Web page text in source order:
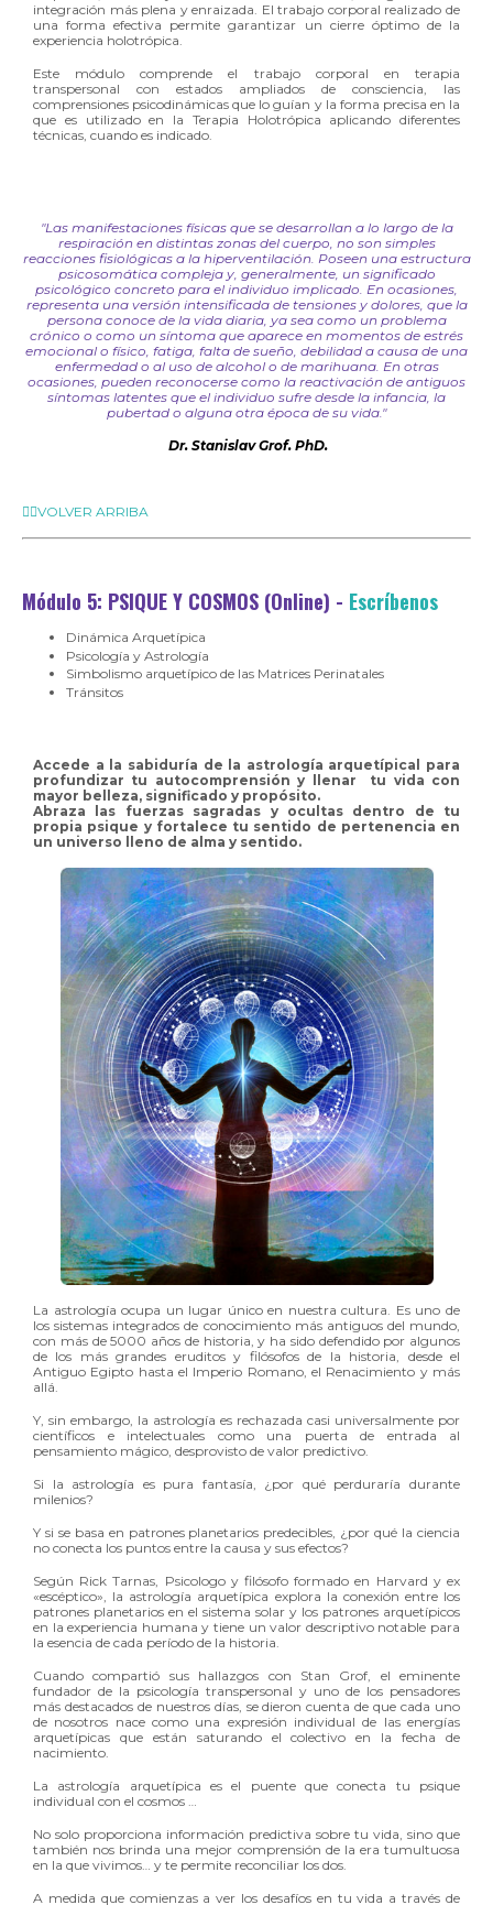
integración más plena y enraizada. El trabajo corporal realizado de
una forma efectiva permite garantizar un cierre óptimo de la
experiencia holotrópica.
Este módulo comprende el trabajo corporal en terapia
transpersonal con estados ampliados de consciencia, las
comprensiones psicodinámicas que lo guían y la forma precisa en la
que es utilizado en la Terapia Holotrópica aplicando diferentes
técnicas, cuando es indicado.
"Las manifestaciones físicas que se desarrollan a lo largo de la
respiración en distintas zonas del cuerpo, no son simples
reacciones fisiológicas a la hiperventilación. Poseen una estructura
psicosomática compleja y, generalmente, un significado
psicológico concreto para el individuo implicado. En ocasiones,
representa una versión intensificada de tensiones y dolores, que la
persona conoce de la vida diaria, ya sea como un problema
crónico o como un síntoma que aparece en momentos de estrés
emocional o físico, fatiga, falta de sueño, debilidad a causa de una
enfermedad o al uso de alcohol o de marihuana. En otras
ocasiones, pueden reconocerse como la reactivación de antiguos
síntomas latentes que el individuo sufre desde la infancia, la
pubertad o alguna otra época de su vida."
Dr. Stanislav Grof. PhD.
☝🏼VOLVER ARRIBA
Módulo 5: PSIQUE Y COSMOS (Online) - Escríbenos
Dinámica Arquetípica
Psicología y Astrología
Simbolismo arquetípico de las Matrices Perinatales
Tránsitos
Accede a la sabiduría de la astrología arquetípical para
profundizar tu autocomprensión y llenar tu vida con
mayor belleza, significado y propósito.
Abraza las fuerzas sagradas y ocultas dentro de tu
propia psique y fortalece tu sentido de pertenencia en
un universo lleno de alma y sentido.
La astrología ocupa un lugar único en nuestra cultura. Es uno de
los sistemas integrados de conocimiento más antiguos del mundo,
con más de 5000 años de historia, y ha sido defendido por algunos
de los más grandes eruditos y filósofos de la historia, desde el
Antiguo Egipto hasta el Imperio Romano, el Renacimiento y más
allá.
Y, sin embargo, la astrología es rechazada casi universalmente por
científicos e intelectuales como una puerta de entrada al
pensamiento mágico, desprovisto de valor predictivo.
Si la astrología es pura fantasía, ¿por qué perduraría durante
milenios?
Y si se basa en patrones planetarios predecibles, ¿por qué la ciencia
no conecta los puntos entre la causa y sus efectos?
Según Rick Tarnas, Psicologo y filósofo formado en Harvard y ex
«escéptico», la astrología arquetípica explora la conexión entre los
patrones planetarios en el sistema solar y los patrones arquetípicos
en la experiencia humana y tiene un valor descriptivo notable para
la esencia de cada período de la historia.
Cuando compartió sus hallazgos con Stan Grof, el eminente
fundador de la psicología transpersonal y uno de los pensadores
más destacados de nuestros días, se dieron cuenta de que cada uno
de nosotros nace como una expresión individual de las energías
arquetípicas que están saturando el colectivo en la fecha de
nacimiento.
La astrología arquetípica es el puente que conecta tu psique
individual con el cosmos …
No solo proporciona información predictiva sobre tu vida, sino que
también nos brinda una mejor comprensión de la era tumultuosa
en la que vivimos… y te permite reconciliar los dos.
A medida que comienzas a ver los desafíos en tu vida a través de